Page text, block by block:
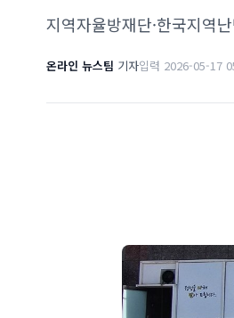
지역자율방재단·한국지역
온라인 뉴스팀 기자입력 2026-05-17